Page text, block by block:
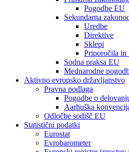
Pogodbe EU
Sekundarna
Uredbe
Direktive
Sklepi
Priporočila in
Sodna praksa EU
Mednarodne
Aktivno evropsko državljanstvo
Pravna podlaga
Pogodbe o
Aarhuška
Odločbe sodišč EU
Statistični podatki
Eurostat
Evrobarometer